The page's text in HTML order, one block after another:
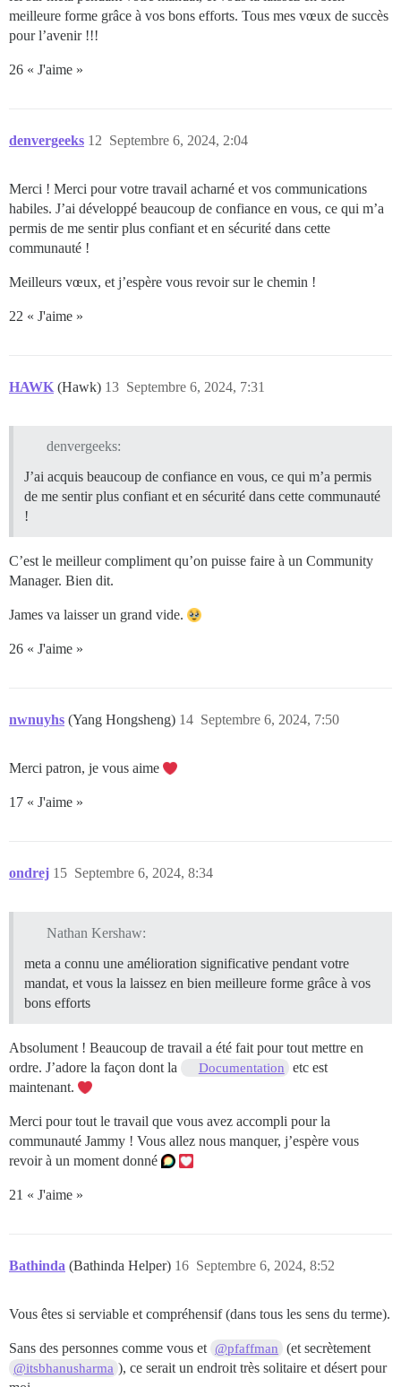
meilleure forme grâce à vos bons efforts. Tous mes vœux de succès
pour l’avenir !!!
26 « J'aime »
denvergeeks Septembre 6, 2024, 2:04
12
Merci ! Merci pour votre travail acharné et vos communications
habiles. J’ai développé beaucoup de confiance en vous, ce qui m’a
permis de me sentir plus confiant et en sécurité dans cette
communauté !
Meilleurs vœux, et j’espère vous revoir sur le chemin !
22 « J'aime »
HAWK (Hawk) Septembre 6, 2024, 7:31
13
denvergeeks:
J’ai acquis beaucoup de confiance en vous, ce qui m’a permis
de me sentir plus confiant et en sécurité dans cette communauté
!
C’est le meilleur compliment qu’on puisse faire à un Community
Manager. Bien dit.
James va laisser un grand vide.
26 « J'aime »
nwnuyhs (Yang Hongsheng) Septembre 6, 2024, 7:50
14
Merci patron, je vous aime
17 « J'aime »
ondrej Septembre 6, 2024, 8:34
15
Nathan Kershaw:
meta a connu une amélioration significative pendant votre
mandat, et vous la laissez en bien meilleure forme grâce à vos
bons efforts
Absolument ! Beaucoup de travail a été fait pour tout mettre en
ordre. J’adore la façon dont la
Documentation
etc est
maintenant.
Merci pour tout le travail que vous avez accompli pour la
communauté Jammy ! Vous allez nous manquer, j’espère vous
revoir à un moment donné
21 « J'aime »
Bathinda (Bathinda Helper) Septembre 6, 2024, 8:52
16
Vous êtes si serviable et compréhensif (dans tous les sens du terme).
Sans des personnes comme vous et @pfaffman (et secrètement
@itsbhanusharma ), ce serait un endroit très solitaire et désert pour